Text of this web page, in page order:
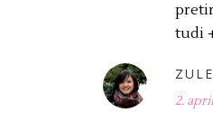
tudi
2.